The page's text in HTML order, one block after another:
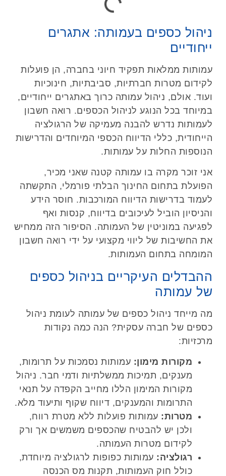
ניהול כספים בעמותה: אתגרים
ייחודיים
עמותות ממלאות תפקיד חיוני בחברה, הן פועלות
לקידום מטרות חברתיות, סביבתיות, חינוכיות
ועוד. אולם, ניהול עמותה כרוך באתגרים ייחודיים,
במיוחד בכל הנוגע לניהול הכספים. רואה חשבון
לעמותות נדרש להבנה מעמיקה של הרגולציה
הייחודית, כללי הדיווח הכספי המיוחדים והדרישות
הנוספות החלות על עמותות.
אני זוכר מקרה בו עמותה קטנה שאני מכיר,
הפועלת בתחום החינוך הבלתי פורמלי, התקשתה
לעמוד בדרישות הדיווח המורכבות. חוסר הידע
והניסיון הוביל לעיכובים בדיווח, קנסות ואף
לפגיעה במוניטין של העמותה. הסיפור הזה ממחיש
את החשיבות של ליווי מקצועי על ידי רואה חשבון
המומחה בתחום העמותות.
ההבדלים העיקריים בניהול כספים
של עמותה
מה מייחד ניהול כספים של עמותה לעומת ניהול
כספים של חברה עסקית? הנה כמה נקודות
מרכזיות:
מקורות מימון: עמותות נסמכות על תרומות,
מענקים, תמיכות ממשלתיות ודמי חבר. ניהול
מקורות המימון הללו מחייב הקפדה על תנאי
התרומות והמענקים, דיווח שקוף ותיעוד מלא.
מטרות: עמותות פועלות ללא מטרת רווח,
ולכן יש להבטיח שהכספים משמשים אך ורק
לקידום מטרות העמותה.
רגולציה: עמותות כפופות לרגולציה מיוחדת,
כולל חוק העמותות, תקנות מס הכנסה